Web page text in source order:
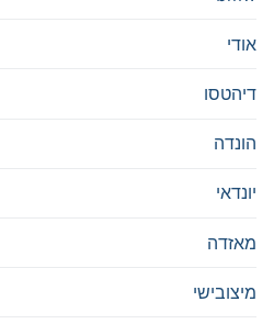
אודי
דיהטסו
הונדה
יונדאי
מאזדה
מיצובישי